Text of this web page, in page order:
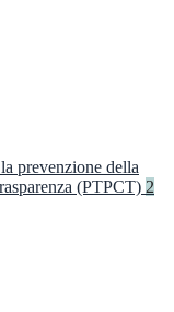
prevenzione della
(PTPCT) 2